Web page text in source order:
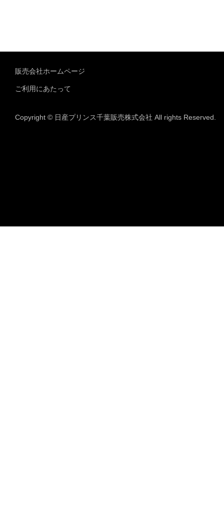
販売会社ホームページ
ご利用にあたって
Copyright © 日産プリンス千葉販売株式会社 All rights Reserved.